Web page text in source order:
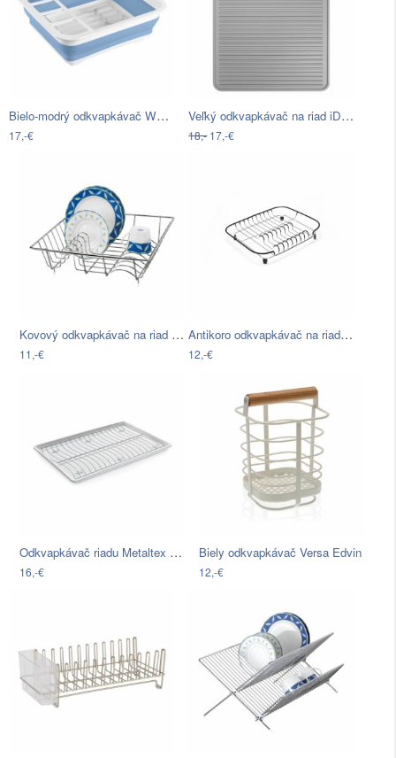
Bielo-modrý odkvapkávač Wenko Laguna
17,-€
Veľký odkvapkávač na riad iDesign Lineo
18,-17,-€
Kovový odkvapkávač na riad Wenko Basket
11,-€
Antikoro odkvapkávač na riad s čiernymi…
12,-€
Odkvapkávač riadu Metaltex Wave-Tex, 46…
16,-€
Biely odkvapkávač Versa Edvin
12,-€